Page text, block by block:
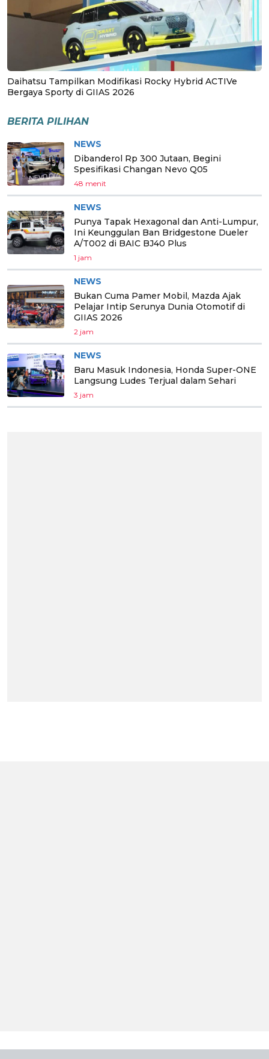
Daihatsu Tampilkan Modifikasi Rocky Hybrid ACTIVe
Bergaya Sporty di GIIAS 2026
BERITA PILIHAN
NEWS
Dibanderol Rp 300 Jutaan, Begini
Spesifikasi Changan Nevo Q05
48 menit
NEWS
Punya Tapak Hexagonal dan Anti-Lumpur,
Ini Keunggulan Ban Bridgestone Dueler
A/T002 di BAIC BJ40 Plus
1 jam
NEWS
Bukan Cuma Pamer Mobil, Mazda Ajak
Pelajar Intip Serunya Dunia Otomotif di
GIIAS 2026
2 jam
NEWS
Baru Masuk Indonesia, Honda Super-ONE
Langsung Ludes Terjual dalam Sehari
3 jam